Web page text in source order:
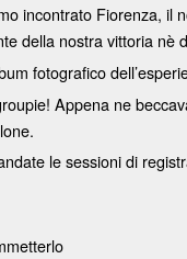
incontrato Fiorenza, il
della nostra vittoria nè
fotografico
Appena ne
le sessioni di